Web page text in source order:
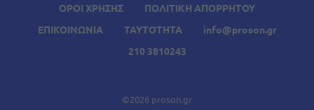
ΟΡΟΙ ΧΡΗΣΗΣ
ΠΟΛΙΤΙΚΗ ΑΠΟΡΡΗΤΟΥ
ΕΠΙΚΟΙΝΩΝΙΑ
ΤΑΥΤΟΤΗΤΑ
info@proson.gr
210 3810243
©2026 proson.gr